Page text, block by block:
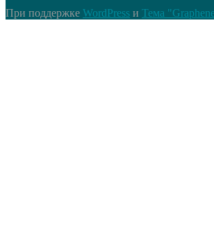
При поддержке WordPress и Тема